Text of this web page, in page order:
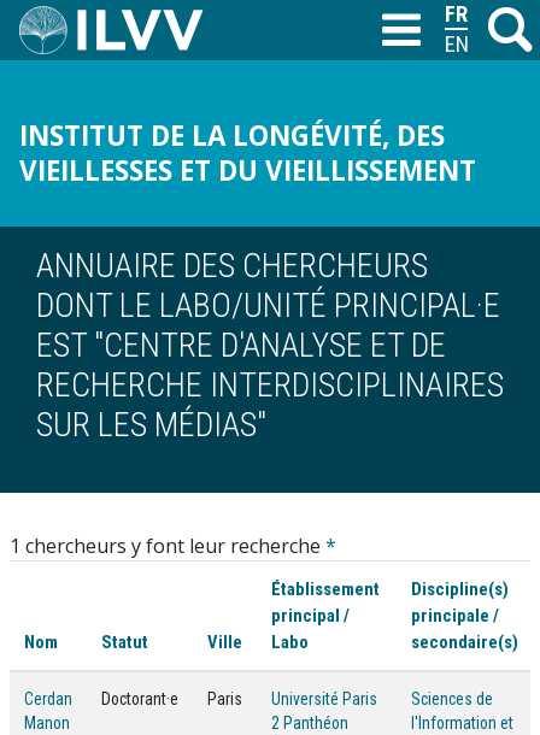
Aller
au
M
INSTITUT DE LA LONGÉVITÉ, DES
VIEILLESSES ET DU VIEILLISSEMENT
T
ANNUAIRE DES CHERCHEURS
DONT LE LABO/UNITÉ PRINCIPAL·E
EST "CENTRE D'ANALYSE ET DE
RECHERCHE INTERDISCIPLINAIRES
SUR LES MÉDIAS"
1 chercheurs y font leur recherche *
Nom Statut Ville
Établissement
principal /
Labo
Discipline(s)
principale /
secondaire(s)
Cerdan
Manon
Doctorant·e Paris
Université Paris
2 Panthéon
Sciences de
l'Information et
FRANÇAIS
ENGLISH